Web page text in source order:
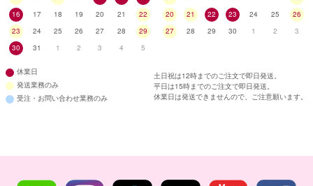
16
17 18 19 20 21
22
23
24 25 26 27 28
29
30
31 1 2 3 4 5
20
21 22 23 24 25
26
27
28 29 30 1 2 3
休業日
発送業務のみ
受注・お問い合わせ業務のみ
土日祝は12時までのご注文で即日発送。
平日は15時までのご注文で即日発送。
休業日は発送できませんので、ご注意願います。